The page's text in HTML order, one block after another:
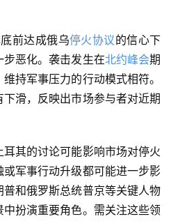
前达成俄乌停火协议的信心下
恶化。袭击发生在北约峰会期
持军事压力的行动模式相符。
滑，反映出市场参与者对近期
其的讨论可能影响市场对停火
军事行动升级都可能进一步影
和俄罗斯总统普京等关键人物
扮演重要角色。需关注这些领